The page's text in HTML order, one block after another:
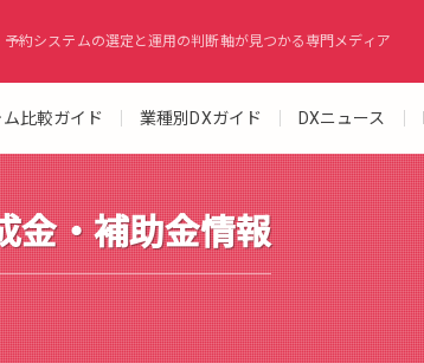
予約システムの選定と運用の判断軸が見つかる専門メディア
比較ガイド 業種別DXガイド DXニュース
金・補助金情報